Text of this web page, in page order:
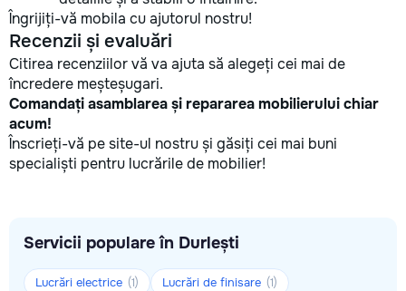
Îngrijiți-vă mobila cu ajutorul nostru!
Recenzii și evaluări
Citirea recenziilor vă va ajuta să alegeți cei mai de
încredere meșteșugari.
Comandați asamblarea și repararea mobilierului chiar
acum!
Înscrieți-vă pe site-ul nostru și găsiți cei mai buni
specialiști pentru lucrările de mobilier!
Servicii populare în Durlești
Lucrări electrice (1) Lucrări de finisare (1)